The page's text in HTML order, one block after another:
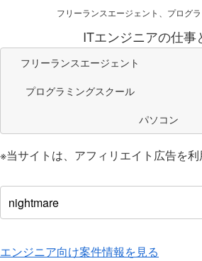
フリーランスエージェント、プログ
ITエンジニアの仕事
フリーランスエージェント
プログラミングスクール
パソコン
※当サイトは、アフィリエイト広告を利
エンジニア向け案件情報を見る